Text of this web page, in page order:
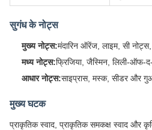
सुगंध के नोट्स
मुख्य नोट्स:मंदारिन ऑरेंज, लाइम, सी
मध्य नोट्स:फ्रिजिया, जैस्मिन, लिली-ऑफ-
आधार नोट्स:साइप्रास, मस्क, सीडर और
मुख्य घटक
प्राकृतिक स्वाद, प्राकृतिक समकक्ष स्वाद और